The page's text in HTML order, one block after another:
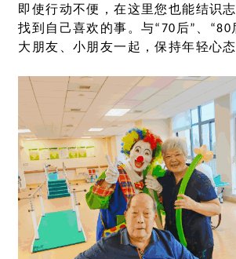
即使行动不便，在这里您也能结识
找到自己喜欢的事。与“70 后” 、 “80
大朋友、小朋友一起，保持年轻心态